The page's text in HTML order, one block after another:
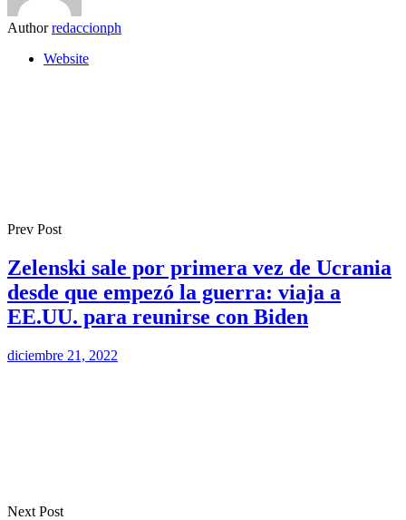
Author redaccionph
Website
Prev Post
Zelenski sale por primera vez de Ucrania
desde que empezó la guerra: viaja a
EE.UU. para reunirse con Biden
diciembre 21, 2022
Next Post